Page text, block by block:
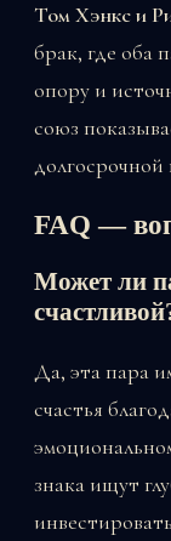
Том Хэнкс и
брак, где оба
опору и
союз
FAQ —
Может ли
Да, эта пара
счастья
знака ищут